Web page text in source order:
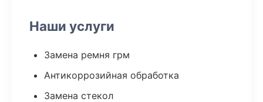
Наши услуги
Замена ремня грм
Антикоррозийная обработка
Замена стекол